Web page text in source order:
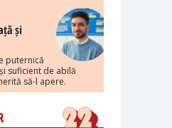
și
puternică
suficient de abilă
să-l apere.